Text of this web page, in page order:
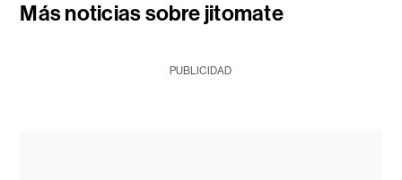
Más noticias sobre jitomate
PUBLICIDAD